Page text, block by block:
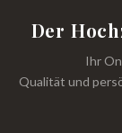
Der
Ihr
Qualität und